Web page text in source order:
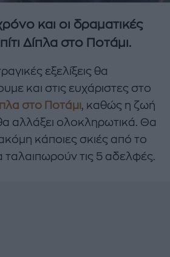
και οι δραματικές
Δίπλα στο Ποτάμι.
εξελίξεις θα
και στις ευχάριστες στο
στο Ποτάμι, καθώς η ζωή
αλλάξει ολοκληρωτικά. Θα
κάποιες σκιές από το
τις 5 αδελφές.